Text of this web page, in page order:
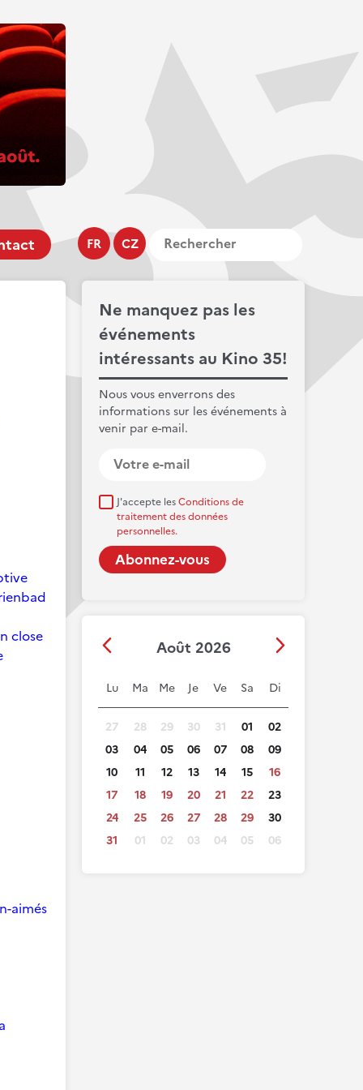
FR CZ
Ne manquez pas les
événements
intéressants au Kino 35!
Nous vous enverrons des
informations sur les événements à
venir par e-mail.
J'accepte lesConditions de
traitement des données
personnelles.
Août 2026
Lu Ma Me Je Ve Sa Di
27 28 29 30 31 01
02
03
04 05 06 07 08
09
10
11 12 13 14 15
16
17
18 19 20 21 22
23
24
25 26 27 28 29
30
31
01 02 03 04 05 06
close
aimés